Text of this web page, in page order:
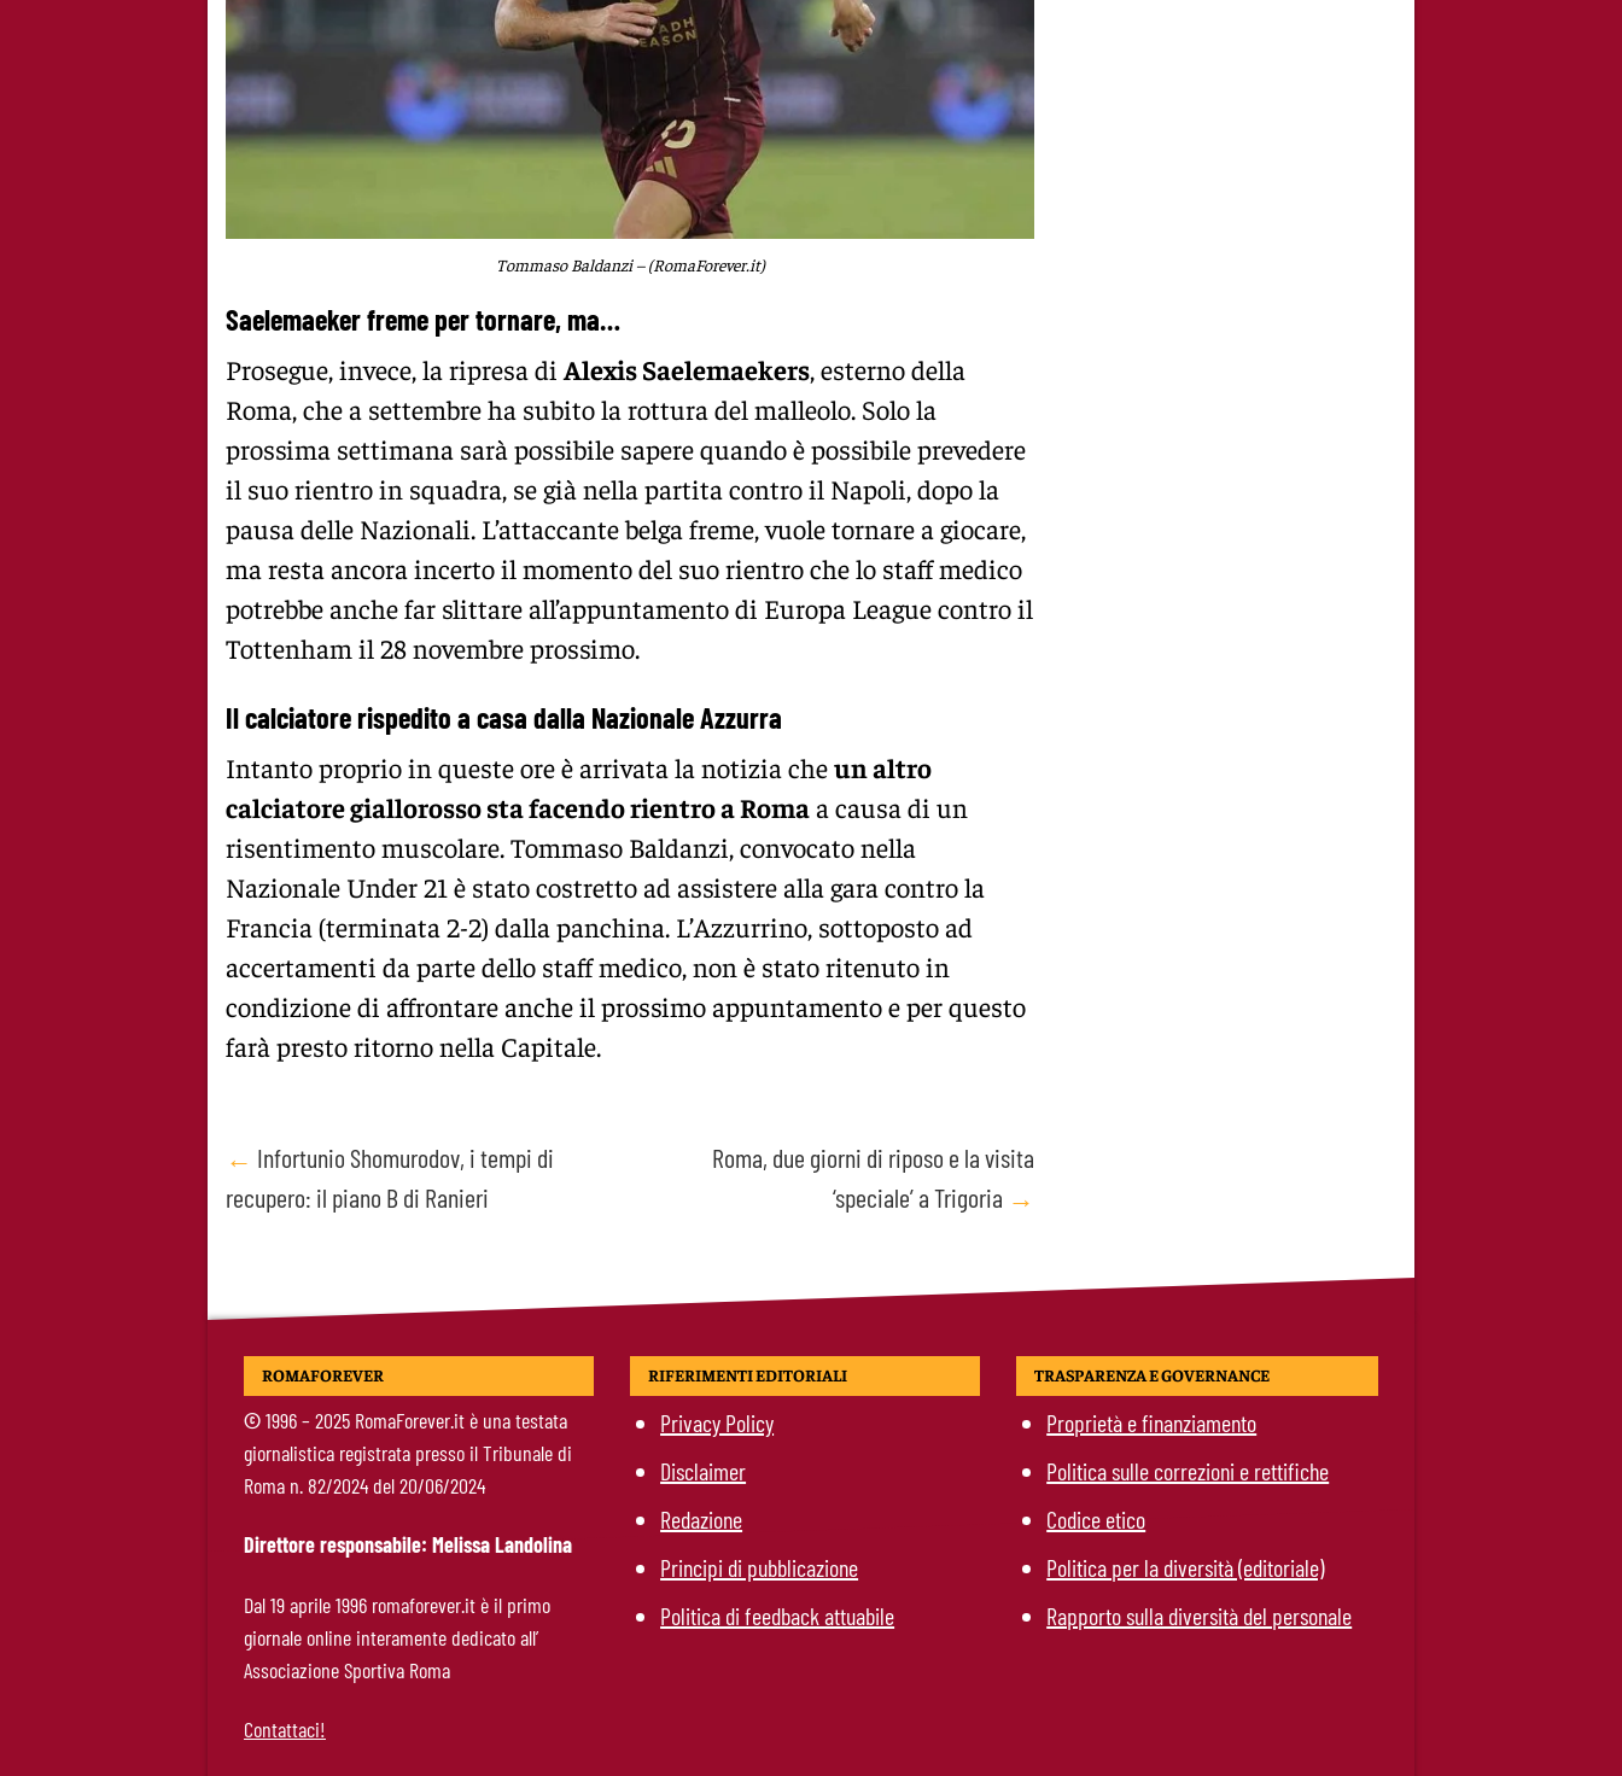
Tommaso Baldanzi – (RomaForever.it)
Saelemaeker freme per tornare, ma…
Prosegue, invece, la ripresa di Alexis Saelemaekers, esterno della
Roma, che a settembre ha subito la rottura del malleolo. Solo la
prossima settimana sarà possibile sapere quando è possibile prevedere
il suo rientro in squadra, se già nella partita contro il Napoli, dopo la
pausa delle Nazionali. L’attaccante belga freme, vuole tornare a giocare,
ma resta ancora incerto il momento del suo rientro che lo staff medico
potrebbe anche far slittare all’appuntamento di Europa League contro il
Tottenham il 28 novembre prossimo.
Il calciatore rispedito a casa dalla Nazionale Azzurra
Intanto proprio in queste ore è arrivata la notizia cheun altro
calciatore giallorosso sta facendo rientro a Romaa causa di un
risentimento muscolare. Tommaso Baldanzi, convocato nella
Nazionale Under 21 è stato costretto ad assistere alla gara contro la
Francia (terminata 2-2) dalla panchina. L’Azzurrino, sottoposto ad
accertamenti da parte dello staff medico, non è stato ritenuto in
condizione di affrontare anche il prossimo appuntamento e per questo
farà presto ritorno nella Capitale.
Post
navigation
← Infortunio Shomurodov, i tempi di
recupero: il piano B di Ranieri
Roma, due giorni di riposo e la visita
‘speciale’ a Trigoria →
ROMAFOREVER
©1996 – 2025 RomaForever.it è una testata
giornalistica registrata presso il Tribunale di
Roma n. 82/2024 del 20/06/2024
Direttore responsabile: Melissa Landolina
Dal 19 aprile 1996 romaforever.it è il primo
giornale online interamente dedicato all’
Associazione Sportiva Roma
Contattaci!
RIFERIMENTI EDITORIALI
Privacy Policy
Disclaimer
Redazione
Principi di pubblicazione
Politica di feedback attuabile
TRASPARENZA E GOVERNANCE
Proprietà e finanziamento
Politica sulle correzioni e rettifiche
Codice etico
Politica per la diversità (editoriale)
Rapporto sulla diversità del personale